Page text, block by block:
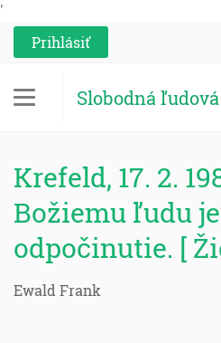
'
Prihlásiť
Slobodná
Krefeld, 17. 2.
Božiemu ľudu
odpočinutie. [
Ewald Frank